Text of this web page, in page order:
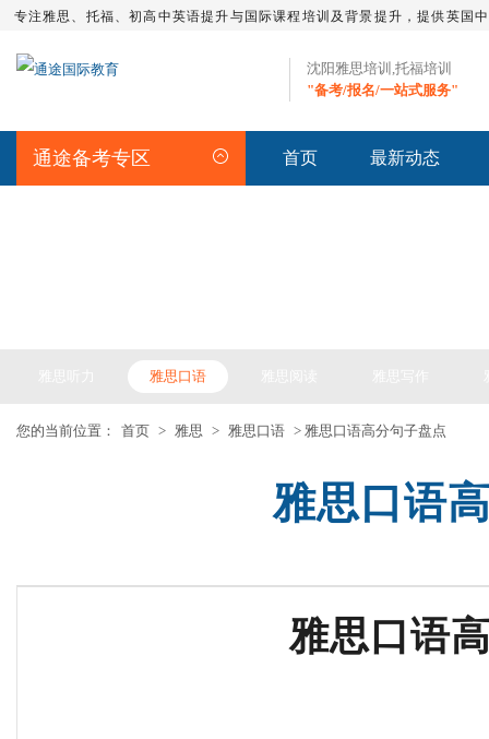
专注雅思、托福、初高中英语提升与国际课程培训及背景提升，提供英国
沈阳雅思培训,托福培训
"备考/报名/一站式服务"
通途备考专区 首页 最新动态
雅思口语
您的当前位置： 首页 > 雅思 > 雅思口语 > 雅思口语高分句子盘点
雅思口语
雅思口语